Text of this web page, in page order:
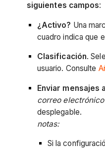
siguientes campos:
¿Activo? Una
cuadro indica que
Clasificación.
usuario. Consulte
Enviar mensajes
correo electrónico
desplegable.
notas:
Si la